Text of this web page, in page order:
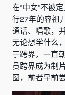
在“中女”不被
行27年的容祖
通话、唱歌，
无论想学什么
于跨界，一直
员跨界成为制
圈，前者早前